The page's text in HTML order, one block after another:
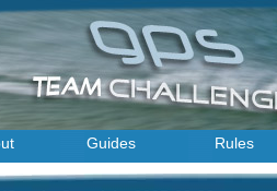
Guides Rules